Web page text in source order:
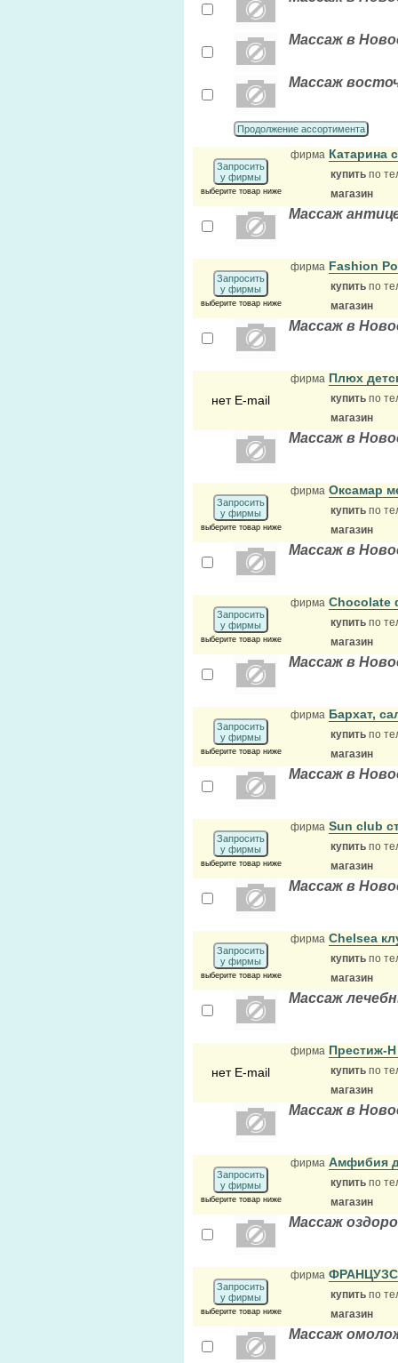
Массаж в
Массаж
Продолжение ассортимента
Запросить
у фирмы
выберите товар ниже
фирма Катарина
купить по
магазин
Массаж
Запросить
у фирмы
выберите товар ниже
фирма Fashion
купить по
магазин
Массаж в
нет E-mail
фирма Плюх
купить по
магазин
Массаж в
Запросить
у фирмы
выберите товар ниже
фирма Оксамар
купить по
магазин
Массаж в
Запросить
у фирмы
выберите товар ниже
фирма Chocolate
купить по
магазин
Массаж в
Запросить
у фирмы
выберите товар ниже
фирма Бархат,
купить по
магазин
Массаж в
Запросить
у фирмы
выберите товар ниже
фирма Sun club
купить по
магазин
Массаж в
Запросить
у фирмы
выберите товар ниже
фирма Chelsea
купить по
магазин
Массаж
нет E-mail
фирма Престиж-
купить по
магазин
Массаж в
Запросить
у фирмы
выберите товар ниже
фирма Амфибия
купить по
магазин
Массаж
Запросить
у фирмы
выберите товар ниже
фирма
купить по
магазин
Массаж